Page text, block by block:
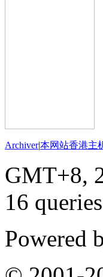
Archiver|本网站香港主
GMT+8,
16
Powered